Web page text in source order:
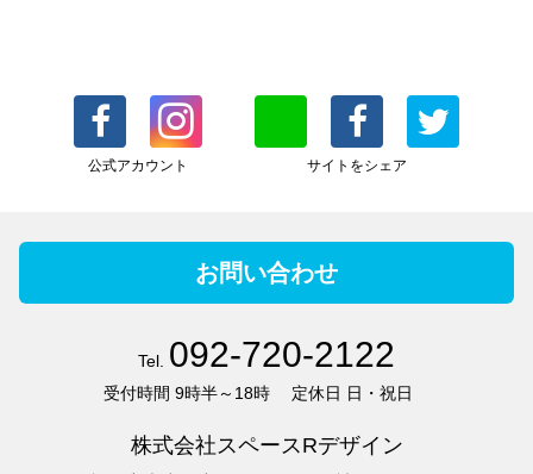
公式アカウント サイトをシェア
お問い合わせ
Tel. 092-720-2122
受付時間 9時半～18時 定休日 日・祝日
株式会社スペースRデザイン